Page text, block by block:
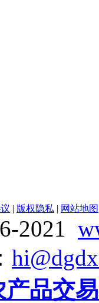
| 版权隐私 | 网站地图
2021
产品交